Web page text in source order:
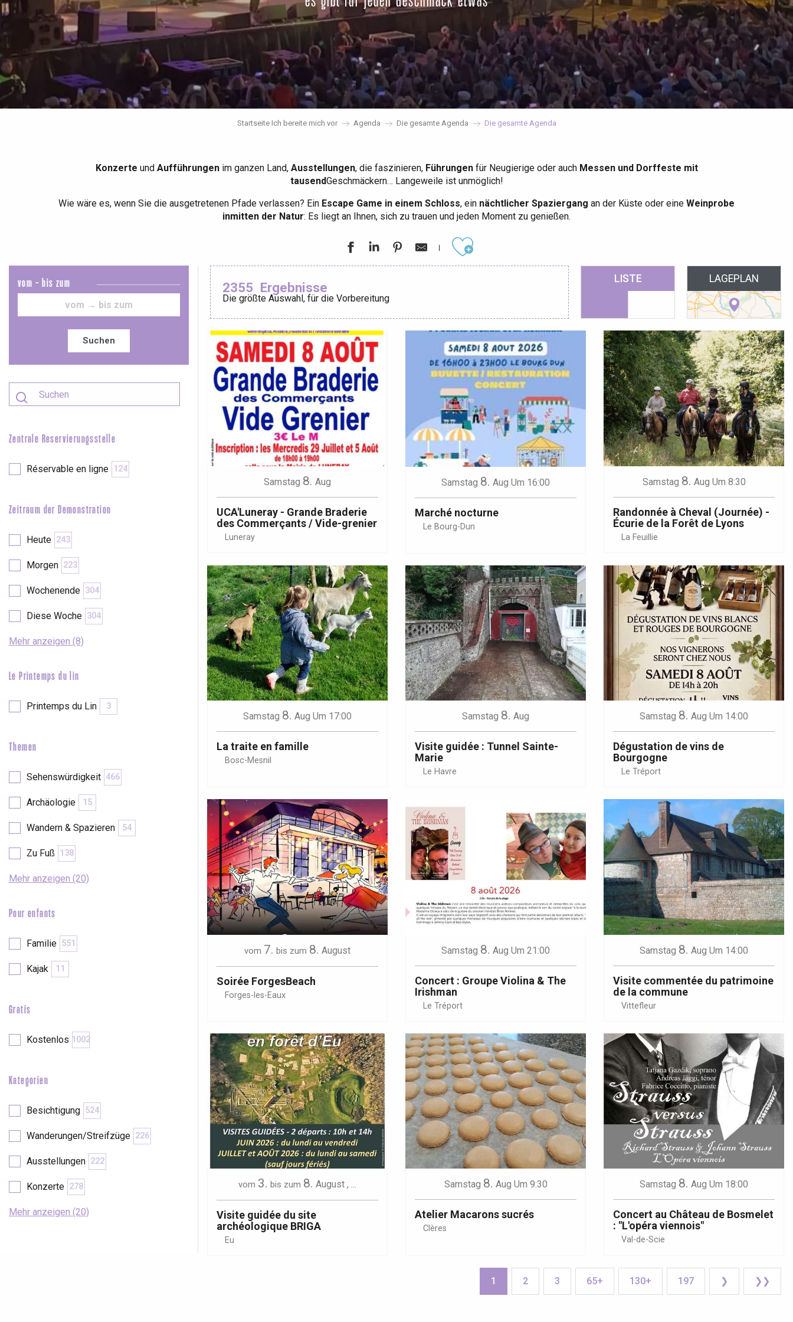
Lille 2h30
Seine
Duclair
Eu
Forges-les-Eaux
Criel-sur-Mer
Blangy-sur-Bresle
Dieppe
Die gesamte Agenda
Frühling
Wenn es regnet
Unter Freunden
Trendige Orte
Bester Brunch
Restaurants mit
Aufenthalte am Meer
Aufenthalte mit dem
Zug
Fahrradaufenthalte
Startseite Ich bereite mich vor Agenda Die gesamte Agenda Die gesamte Agenda
Konzerte und Aufführungenim ganzen Land, Ausstellungen, die faszinieren, Führungenfür Neugierige oder auch Messen und Dorffeste mit
tausendGeschmäckern… Langeweile ist unmöglich!
Wie wäre es, wenn Sie die ausgetretenen Pfade verlassen? Ein Escape Game in einem Schloss, ein nächtlicher Spaziergang an der Küste oder eine Weinprobe
inmitten der Natur: Es liegt an Ihnen, sich zu trauen und jeden Moment zu genießen.
Ajouter aux favoris
vom - bis zum
Suchen
Zentrale Reservierungsstelle
Réservable en ligne 124
Zeitraum der Demonstration
Heute 243
Morgen 223
Wochenende 304
Diese Woche 304
Mehr anzeigen (8)
Le Printemps du lin
Printemps du Lin 3
Themen
Sehenswürdigkeit 466
Archäologie 15
Wandern & Spazieren 54
Zu Fuß 138
Mehr anzeigen (20)
Pour enfants
Familie 551
Kajak 11
Gratis
Kostenlos 1002
Kategorien
Besichtigung 524
Wanderungen/Streifzüge 226
Ausstellungen 222
Konzerte 278
Mehr anzeigen (20)
2355 Ergebnisse
Die größte Auswahl, für die Vorbereitung
LISTE LAGEPLAN
Samstag 8. Aug
UCA'Luneray - Grande Braderie
des Commerçants / Vide-grenier
Luneray
Samstag 8. Aug Um 16:00
Marché nocturne
Le Bourg-Dun
Samstag 8. Aug Um 8:30
Randonnée à Cheval (Journée) -
Écurie de la Forêt de Lyons
La Feuillie
Samstag 8. Aug Um 17:00
La traite en famille
Bosc-Mesnil
Samstag 8. Aug
Visite guidée : Tunnel Sainte-
Marie
Le Havre
Samstag 8. Aug Um 14:00
Dégustation de vins de
Bourgogne
Le Tréport
vom 7. bis zum 8. August
Soirée ForgesBeach
Forges-les-Eaux
Samstag 8. Aug Um 21:00
Concert : Groupe Violina & The
Irishman
Le Tréport
Samstag 8. Aug Um 14:00
Visite commentée du patrimoine
de la commune
Vittefleur
vom 3. bis zum 8. August , ...
Visite guidée du site
archéologique BRIGA
Eu
Samstag 8. Aug Um 9:30
Atelier Macarons sucrés
Clères
Samstag 8. Aug Um 18:00
Concert au Château de Bosmelet
: "L'opéra viennois"
Val-de-Scie
1 2 3 65+ 130+ 197 ❯ ❯❯